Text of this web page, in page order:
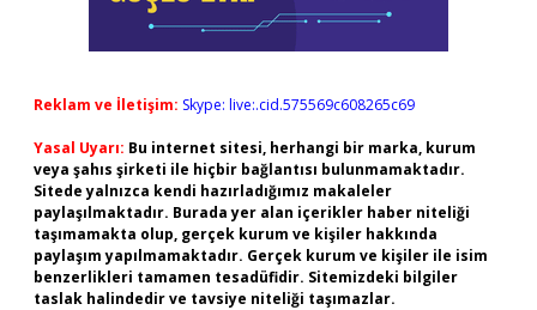
Reklam ve İletişim: Skype: live:.cid.575569c608265c69
Yasal Uyarı: Bu internet sitesi, herhangi bir marka, kurum
veya şahıs şirketi ile hiçbir bağlantısı bulunmamaktadır.
Sitede yalnızca kendi hazırladığımız makaleler
paylaşılmaktadır. Burada yer alan içerikler haber niteliği
taşımamakta olup, gerçek kurum ve kişiler hakkında
paylaşım yapılmamaktadır. Gerçek kurum ve kişiler ile isim
benzerlikleri tamamen tesadüfidir. Sitemizdeki bilgiler
taslak halindedir ve tavsiye niteliği taşımazlar.